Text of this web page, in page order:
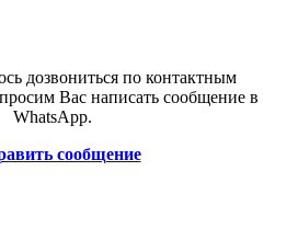
дозвониться по контактным
Вас написать сообщение в
WhatsApp.
сообщение